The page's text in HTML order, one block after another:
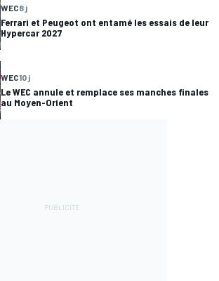
WEC8 j
Ferrari et Peugeot ont entamé les essais de leur
Hypercar 2027
WEC10 j
Le WEC annule et remplace ses manches finales
au Moyen-Orient